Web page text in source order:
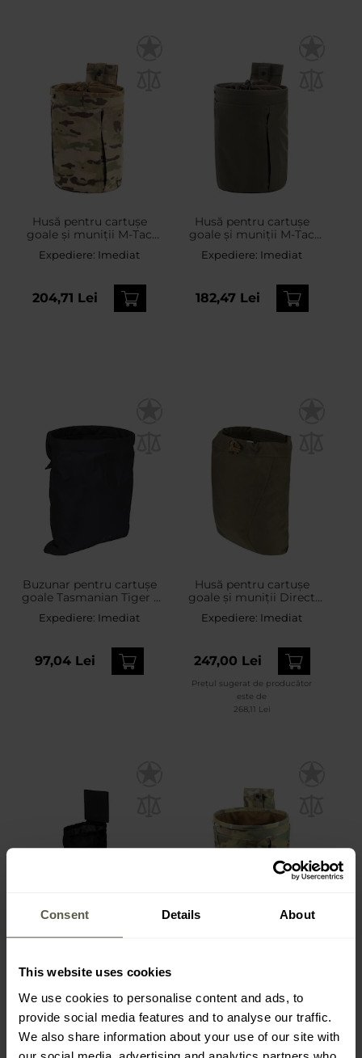
Consent Details About
This website uses cookies
We use cookies to personalise content and ads, to
provide social media features and to analyse our traffic.
We also share information about your use of our site with
Husă pentru cartușe
goale și muniții M-Tac
Elite - Multicam
Expediere: Imediat
204,71 Lei
Husă pentru cartușe
goale și muniții M-Tac
Elite - Ranger Green
Expediere: Imediat
182,47 Lei
Buzunar pentru cartușe
goale Tasmanian Tiger -
Black
Expediere: Imediat
97,04 Lei
Husă pentru cartușe
goale și muniții Direct
Action Dump Pouch -
Adaptive Green
Expediere: Imediat
247,00 Lei
Prețul sugerat de producător
este de
268,11 Lei
Dump Pouch - Black
217,65 Lei 192,66 Lei